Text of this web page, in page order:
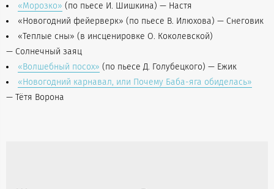
«Морозко» (по пьесе И. Шишкина) — Настя
«Новогодний фейерверк» (по пьесе В. Илюхова) — Снеговик
«Теплые сны» (в инсценировке О. Коколевской)
— Солнечный заяц
«Волшебный посох» (по пьесе Д. Голубецкого) — Ежик
«Новогодний карнавал, или Почему Баба-яга обиделась»
— Тётя Ворона